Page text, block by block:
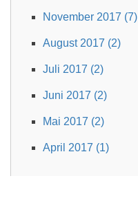
November 2017 (7)
August 2017 (2)
Juli 2017 (2)
Juni 2017 (2)
Mai 2017 (2)
April 2017 (1)